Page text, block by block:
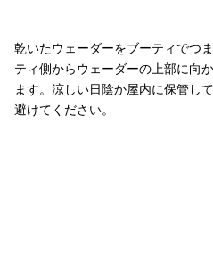
乾いたウェーダーをブーティでつ
ティ側からウェーダーの上部に向
ます。涼しい日陰か屋内に保管し
避けてください。